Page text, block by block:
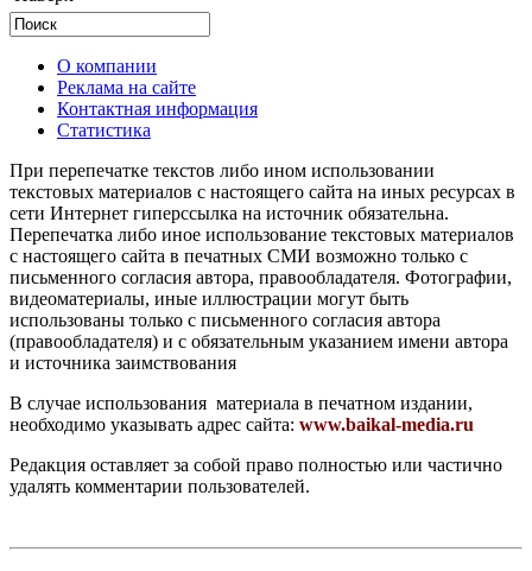
О компании
Реклама на сайте
Контактная информация
Статистика
При перепечатке текстов либо ином использовании
текстовых материалов с настоящего сайта на иных ресурсах в
сети Интернет гиперссылка на источник обязательна.
Перепечатка либо иное использование текстовых материалов
с настоящего сайта в печатных СМИ возможно только с
письменного согласия автора, правообладателя. Фотографии,
видеоматериалы, иные иллюстрации могут быть
использованы только с письменного согласия автора
(правообладателя) и с обязательным указанием имени автора
и источника заимствования
В случае использования материала в печатном издании,
необходимо указывать адрес сайта: www.baikal-media.ru
Редакция оставляет за собой право полностью или частично
удалять комментарии пользователей.